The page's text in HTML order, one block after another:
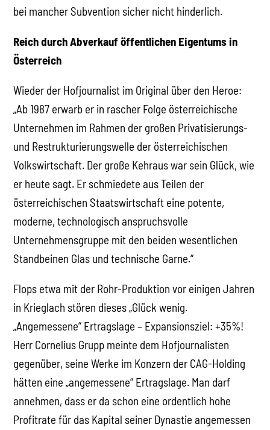
bei mancher Subvention sicher nicht hinderlich.
Reich durch Abverkauf öffentlichen Eigentums in
Österreich
Wieder der Hofjournalist im Original über den Heroe:
„Ab 1987 erwarb er in rascher Folge österreichische
Unternehmen im Rahmen der großen Privatisierungs-
und Restrukturierungswelle der österreichischen
Volkswirtschaft. Der große Kehraus war sein Glück, wie
er heute sagt. Er schmiedete aus Teilen der
österreichischen Staatswirtschaft eine potente,
moderne, technologisch anspruchsvolle
Unternehmensgruppe mit den beiden wesentlichen
Standbeinen Glas und technische Garne.“
Flops etwa mit der Rohr-Produktion vor einigen Jahren
in Krieglach stören dieses „Glück wenig.
„Angemessene“ Ertragslage – Expansionsziel: +35%!
Herr Cornelius Grupp meinte dem Hofjournalisten
gegenüber, seine Werke im Konzern der CAG-Holding
hätten eine „angemessene“ Ertragslage. Man darf
annehmen, dass er da schon eine ordentlich hohe
Profitrate für das Kapital seiner Dynastie angemessen